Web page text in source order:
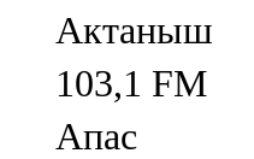
Актаныш
103,1 FM
Апас